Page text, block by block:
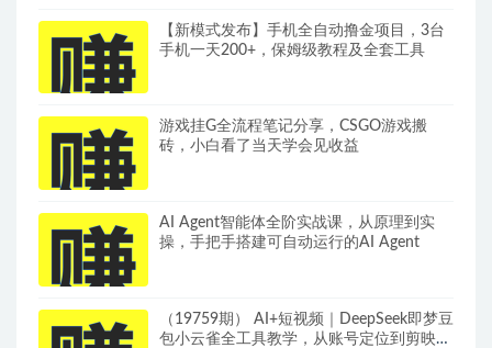
【新模式发布】手机全自动撸金项目，3台
手机一天200+，保姆级教程及全套工具
游戏挂G全流程笔记分享，CSGO游戏搬
砖，小白看了当天学会见收益
AI Agent智能体全阶实战课，从原理到实
操，手把手搭建可自动运行的AI Agent
（19759期） AI+短视频｜DeepSeek即梦豆
包小云雀全工具教学，从账号定位到剪映剪